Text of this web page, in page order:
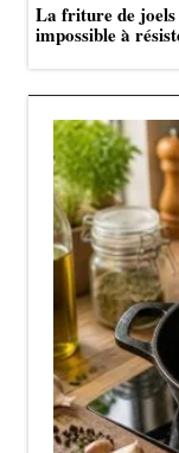
La friture de
impossible à